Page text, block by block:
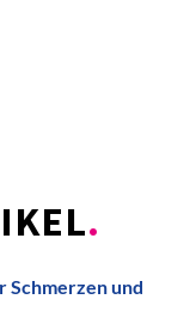
.
Schmerzen und